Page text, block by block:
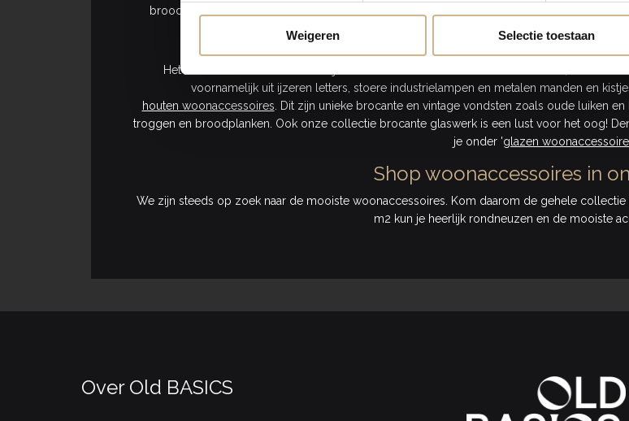
Weigeren Selectie toestaan
broodplanken van naturel hout. Maar ook hebben we witte of grijze stalen accessoires en
Woonaccessoires van glas,
Het aanbod woonaccessoires bij OLD BASICS is onder te verdelen in houten, metalen
voornamelijk uit ijzeren letters, stoere industrielampen en metalen manden en
houten woonaccessoires . Dit zijn unieke brocante en vintage vondsten zoals oude luiken
troggen en broodplanken. Ook onze collectie brocante glaswerk is een lust voor het oog!
je onder 'glazen
Shop woonaccessoires in
We zijn steeds op zoek naar de mooiste woonaccessoires. Kom daarom de gehele collectie
m2 kun je heerlijk rondneuzen en de mooiste
Over Old BASICS